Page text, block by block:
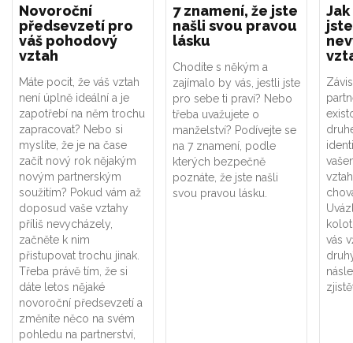
Novoroční
předsevzetí pro
váš pohodový
vztah
Máte pocit, že váš vztah
není úplně ideální a je
zapotřebí na něm trochu
zapracovat? Nebo si
myslíte, že je na čase
začít nový rok nějakým
novým partnerským
soužitím? Pokud vám až
doposud vaše vztahy
příliš nevycházely,
začněte k nim
přistupovat trochu jinak.
Třeba právě tím, že si
dáte letos nějaké
novoroční předsevzetí a
změníte něco na svém
pohledu na partnerství,
7 znamení, že jste
našli svou pravou
lásku
Chodíte s někým a
zajímalo by vás, jestli jste
pro sebe ti praví? Nebo
třeba uvažujete o
manželství? Podívejte se
na 7 znamení, podle
kterých bezpečně
poznáte, že jste našli
svou pravou lásku.
vás